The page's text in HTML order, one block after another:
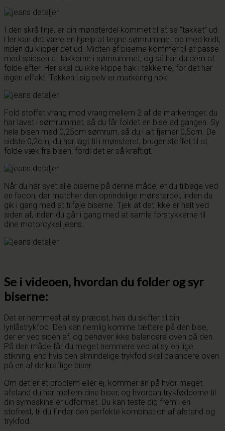
I den skrå linje, er din mønsterdel kommet til at se “takket” ud.
Her kan det være en hjælp at tegne sømrummet op med kridt,
inden du klipper det ud. Midten af biserne kommer til at passe
med spidsen af takkerne i sømrummet, og så har du dem at
folde efter. Her skal du ikke klippe hak i takkerne, for det har
ingen effekt. Takken i sig selv er markering nok.
Fold stoffet vrang mod vrang mellem 2 af de markeringer, du
har lavet i sømrummet, så du får foldet en bise ad gangen. Sy
hele bisen med 0,25cm sømrum, så du i alt fjerner 0,5cm. De
sidste 0,2cm, du har lagt til i mønsteret, bruger stoffet til at
folde væk fra bisen, fordi det er så kraftigt.
Når du har syet alle biserne på denne måde, er du tilbage ved
en facon, der matcher den oprindelige mønsterdel, inden du
gik i gang med at tilføje biserne. Tjek at det ikke er helt ved
siden af, inden du går i gang med at samle forstykkerne til
dine motorcykel jeans.
Se i videoen, hvordan du folder og syr
biserne:
Det er nemmest at sy præcist, hvis du skifter til din
lynlåstrykfod. Den kan nemlig komme tættere på den bise,
der er ved siden af, og behøver ikke balancere oven på den.
På den måde får du meget nemmere ved at sy en lige
stikning, end hvis den almindelige trykfod skal balancere oven
på en af de kraftige biser.
Om det er et problem eller ej, kommer an på hvor meget
afstand du har mellem dine biser, og hvordan trykfødderne til
din symaskine er udformet. Du kan teste dig frem i en
stofrest, til du finder den perfekte kombination af afstand og
trykfod.